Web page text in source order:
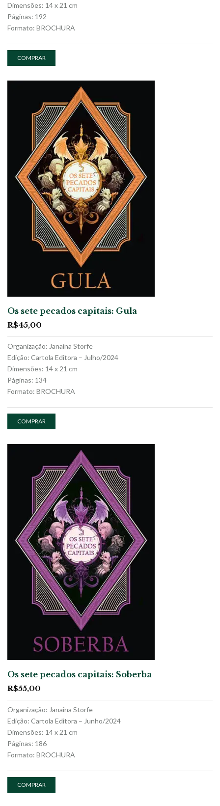
Dimensões: 14 x 21 cm
Páginas: 192
Formato: BROCHURA
COMPRAR
Os sete pecados capitais: Gula
R$45,00
Organização: Janaina Storfe
Edição: Cartola Editora – Julho/2024
Dimensões: 14 x 21 cm
Páginas: 134
Formato: BROCHURA
COMPRAR
Os sete pecados capitais: Soberba
R$55,00
Organização: Janaina Storfe
Edição: Cartola Editora – Junho/2024
Dimensões: 14 x 21 cm
Páginas: 186
Formato: BROCHURA
COMPRAR